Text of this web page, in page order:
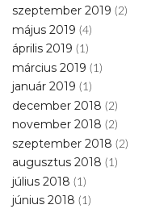
szeptember 2019 (2)
május 2019 (4)
április 2019 (1)
március 2019 (1)
január 2019 (1)
december 2018 (2)
november 2018 (2)
szeptember 2018 (2)
augusztus 2018 (1)
július 2018 (1)
június 2018 (1)